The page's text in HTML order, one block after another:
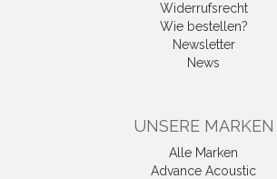
Widerrufsrecht
Wie bestellen?
Newsletter
News
UNSERE MARKEN
Alle Marken
Advance Acoustic